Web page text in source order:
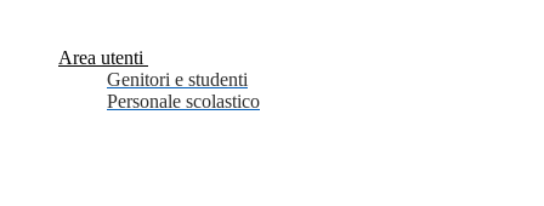
Area utenti
Genitori e studenti
Personale scolastico